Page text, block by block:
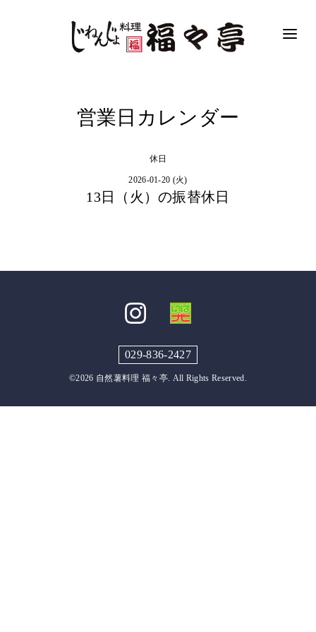
営業日カレンダー
休日
2026-01-20 (火)
13日（火）の振替休日
029-836-2427
©2026 自然薯料理 福々亭. All Rights Reserved.